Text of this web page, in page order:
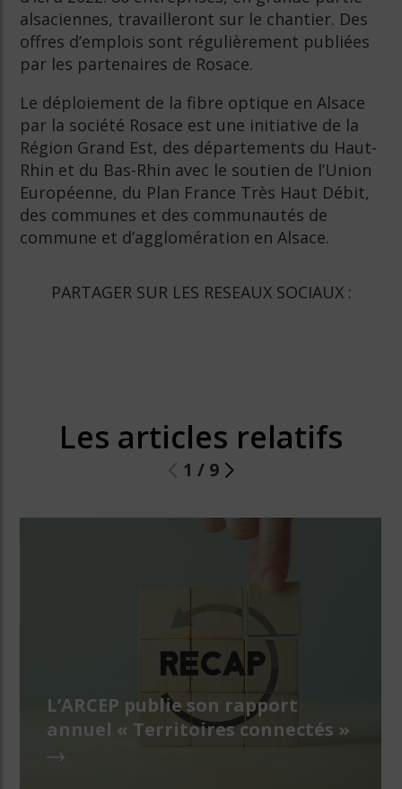
alsaciennes, travailleront sur le chantier. Des
offres d’emplois sont régulièrement publiées
par les partenaires de Rosace.
Le déploiement de la fibre optique en Alsace
par la société Rosace est une initiative de la
Région Grand Est, des départements du Haut-
Rhin et du Bas-Rhin avec le soutien de l’Union
Européenne, du Plan France Très Haut Débit,
des communes et des communautés de
commune et d’agglomération en Alsace.
PARTAGER SUR LES RESEAUX SOCIAUX :
Les articles relatifs
1 / 9
L’ARCEP publie son rapport
annuel « Territoires connectés »